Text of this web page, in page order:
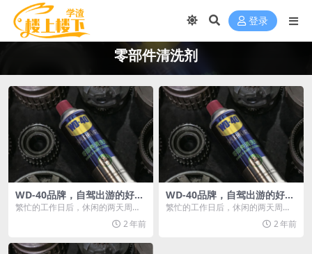
登录
零部件清洗剂
WD-40品牌，自驾出游的好伙
伴
繁忙的工作日后，休闲的两天周
末，少不了自驾出游。那么，如何
2 年前
WD-40品牌，自驾出游的好伙
伴
繁忙的工作日后，休闲的两天周
末，少不了自驾出游。那么，如何
2 年前